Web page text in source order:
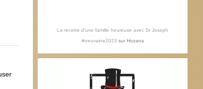
La recette d'une famille heureuse avec St Joseph
#neuvaine2023 sur Hozana